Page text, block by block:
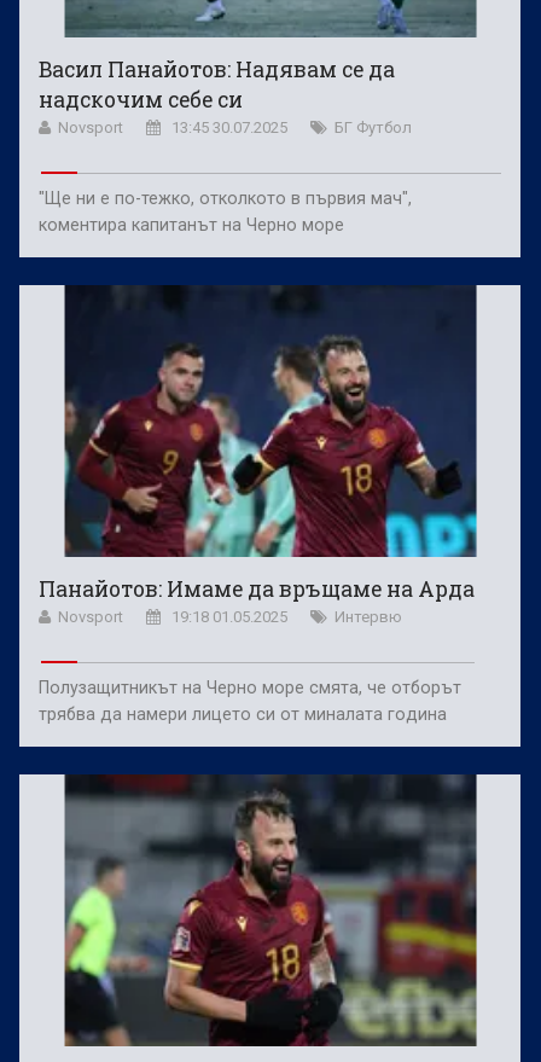
Васил Панайотов: Надявам се да
надскочим себе си
Novsport 13:45 30.07.2025 БГ Футбол
"Ще ни е по-тежко, отколкото в първия мач",
коментира капитанът на Черно море
Панайотов: Имаме да връщаме на Арда
Novsport 19:18 01.05.2025 Интервю
Полузащитникът на Черно море смята, че отборът
трябва да намери лицето си от миналата година